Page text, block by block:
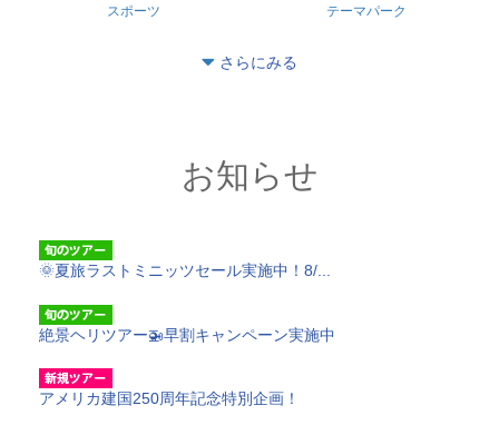
スポーツ テーマパーク
さらにみる
お知らせ
🌞夏旅ラストミニッツセール実施中！8/...
絶景ヘリツアー🚁早割キャンペーン実施中
アメリカ建国250周年記念特別企画！